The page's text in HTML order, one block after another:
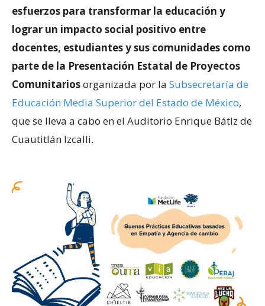
esfuerzos para transformar la educación y
lograr un impacto social positivo entre
docentes, estudiantes y sus comunidades como
parte de la Presentación Estatal de Proyectos
Comunitariosorganizada por la Subsecretaría de
Educación Media Superior del Estado de México,
que se lleva a cabo en el Auditorio Enrique Bátiz de
Cuautitlán Izcalli.